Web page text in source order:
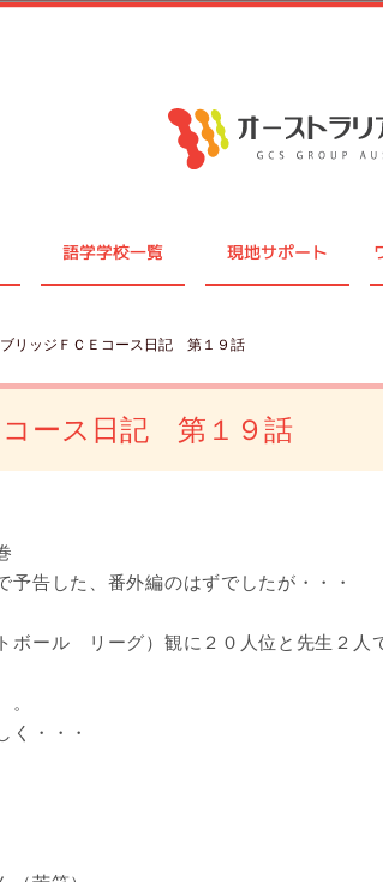
語学学校一覧 現地サポート
リッジＦＣＥコース日記 第１９話
ース日記 第１９話
告した、番外編のはずでしたが・・・
ール リーグ）観に２０人位と先生２人
。
く・・・